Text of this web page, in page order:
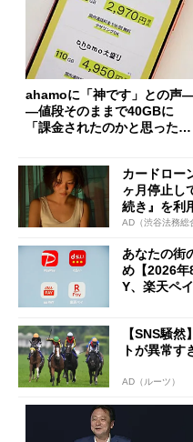
ahamoに「神です」との声
―値段そのままで40GBに
「課金されたのかと思った」
カードロー
ヶ月停止し
続き』を利
AD（渋谷法務総
あなたの街
め【2026
Y、楽天ペイ
【SNS騒
トが異常す
AD（ルーツ）